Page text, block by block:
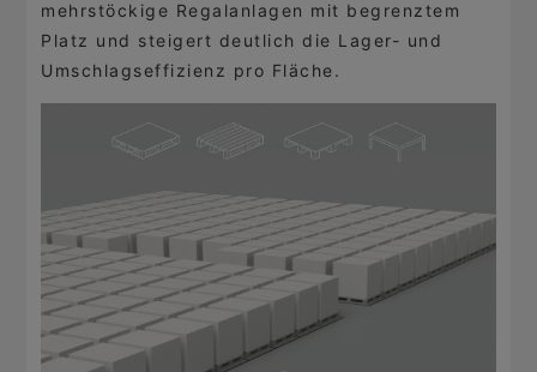
mehrstöckige Regalanlagen mit begrenztem
Platz und steigert deutlich die Lager- und
Umschlagseffizienz pro Fläche.